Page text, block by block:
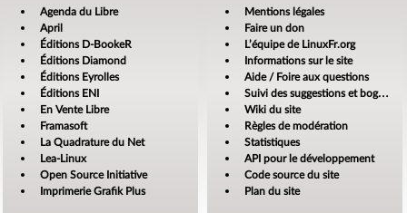
Agenda du Libre
April
Éditions D-BookeR
Éditions Diamond
Éditions Eyrolles
Éditions ENI
En Vente Libre
Framasoft
La Quadrature du Net
Lea-Linux
Open Source Initiative
Imprimerie Grafik Plus
Mentions légales
Faire un don
L’équipe de LinuxFr.org
Informations sur le site
Aide / Foire aux questions
Suivi des suggestions et bogues
Wiki du site
Règles de modération
Statistiques
API pour le développement
Code source du site
Plan du site